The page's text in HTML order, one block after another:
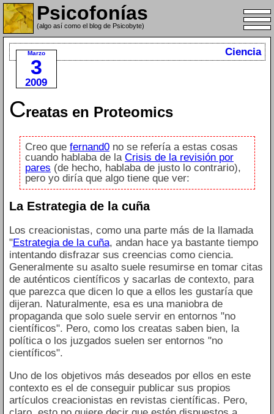
Psicofonías
(algo así como el blog de Psicobyte)
Marzo
3
2009
Ciencia
Creatas en Proteomics
Creo que fernand0 no se refería a estas cosas
cuando hablaba de la Crisis de la revisión por
pares (de hecho, hablaba de justo lo contrario),
pero yo diría que algo tiene que ver:
La Estrategia de la cuña
Los creacionistas, como una parte más de la llamada
"Estrategia de la cuña, andan hace ya bastante tiempo
intentando disfrazar sus creencias como ciencia.
Generalmente su asalto suele resumirse en tomar citas
de auténticos científicos y sacarlas de contexto, para
que parezca que dicen lo que a ellos les gustaría que
dijeran. Naturalmente, esa es una maniobra de
propaganda que solo suele servir en entornos "no
científicos". Pero, como los creatas saben bien, la
política o los juzgados suelen ser entornos "no
científicos".
Uno de los objetivos más deseados por ellos en este
contexto es el de conseguir publicar sus propios
artículos creacionistas en revistas científicas. Pero,